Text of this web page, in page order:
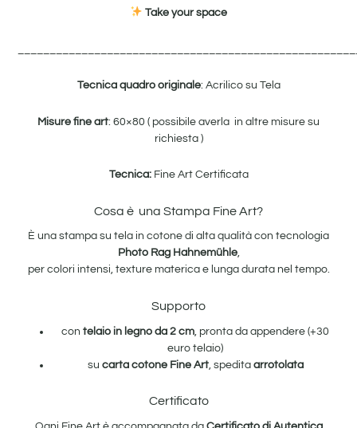
Take your space
Tecnica quadro originale: Acrilico su Tela
Misure fine art: 60×80 ( possibile averla in altre misure su
richiesta )
Tecnica:Fine Art Certificata
Cosa è una Stampa Fine Art?
È una stampa su tela in cotone di alta qualità con tecnologia
Photo Rag Hahnemühle,
per colori intensi, texture materica e lunga durata nel tempo.
Supporto
con telaio in legno da 2 cm , pronta da appendere (+30
euro telaio)
su carta cotone Fine Art, spedita arrotolata
Certificato